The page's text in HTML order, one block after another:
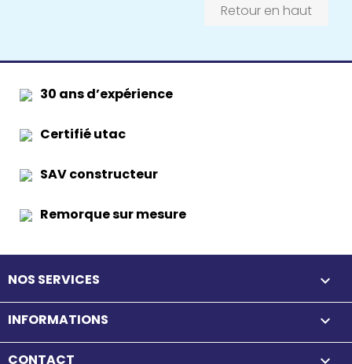
Retour en haut
30 ans d’expérience
Certifié utac
SAV constructeur
Remorque sur mesure
NOS SERVICES 
INFORMATIONS 
CONTACT